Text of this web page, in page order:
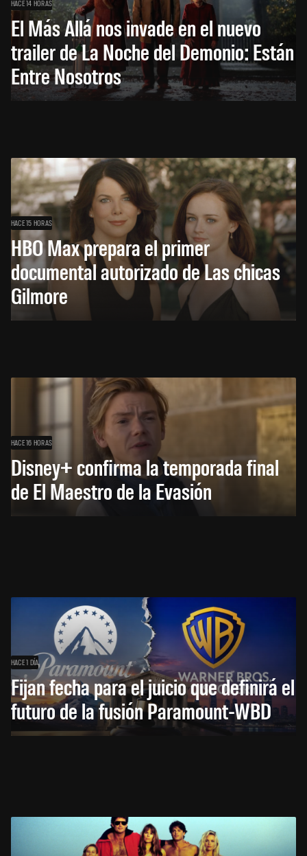
HACE 14 HORAS
El Más Allá nos invade en el nuevo
trailer de La Noche del Demonio: Están
Entre Nosotros
HACE 15 HORAS
HBO Max prepara el primer
documental autorizado de Las chicas
Gilmore
HACE 16 HORAS
Disney+ confirma la temporada final
de El Maestro de la Evasión
HACE 1 DÍA
Fijan fecha para el juicio que definirá el
futuro de la fusión Paramount-WBD